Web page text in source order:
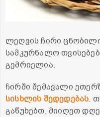
ლეღვის ჩირი
სამკურნალო
გემრიელია.
ჩირში შემავალი
სისხლის შედედებას.
გაწუხებთ, მიიღეთ